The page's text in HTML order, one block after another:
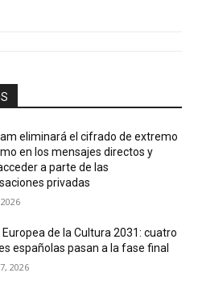
eliminará el cifrado de extremo
en los mensajes directos y
a parte de las
privadas
de la Cultura 2031: cuatro
españolas pasan a la fase final
2026